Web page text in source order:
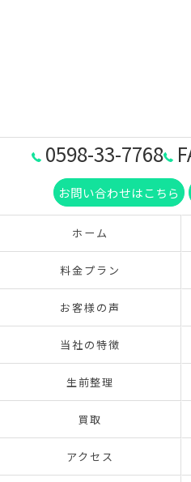
0598-33-7768
お問い合わせはこちら
ホーム
料金プラン
お客様の声
当社の特徴
生前整理
買取
アクセス